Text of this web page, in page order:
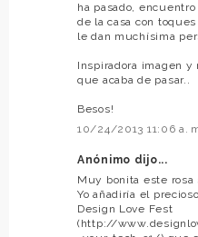
ha pasado,
de la casa con
le dan muchísima
Inspiradora imagen y
que acaba de pasar..
Besos!
10/24/2013 11:06 a.
Anónimo dijo...
Muy bonita este rosa
Yo añadiría el
Design Love Fest
(http://